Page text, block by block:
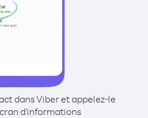
dans Viber et appelez-le
d'informations